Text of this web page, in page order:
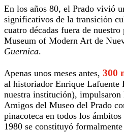
En los años 80, el Prado vivió
significativos de la transición
cuatro décadas fuera de
Museum of Modern Art de
Guernica.
Apenas unos meses antes, 300
al historiador Enrique Lafuente
nuestra institución),
Amigos del Museo del Prado
pinacoteca en todos los
1980 se constituyó